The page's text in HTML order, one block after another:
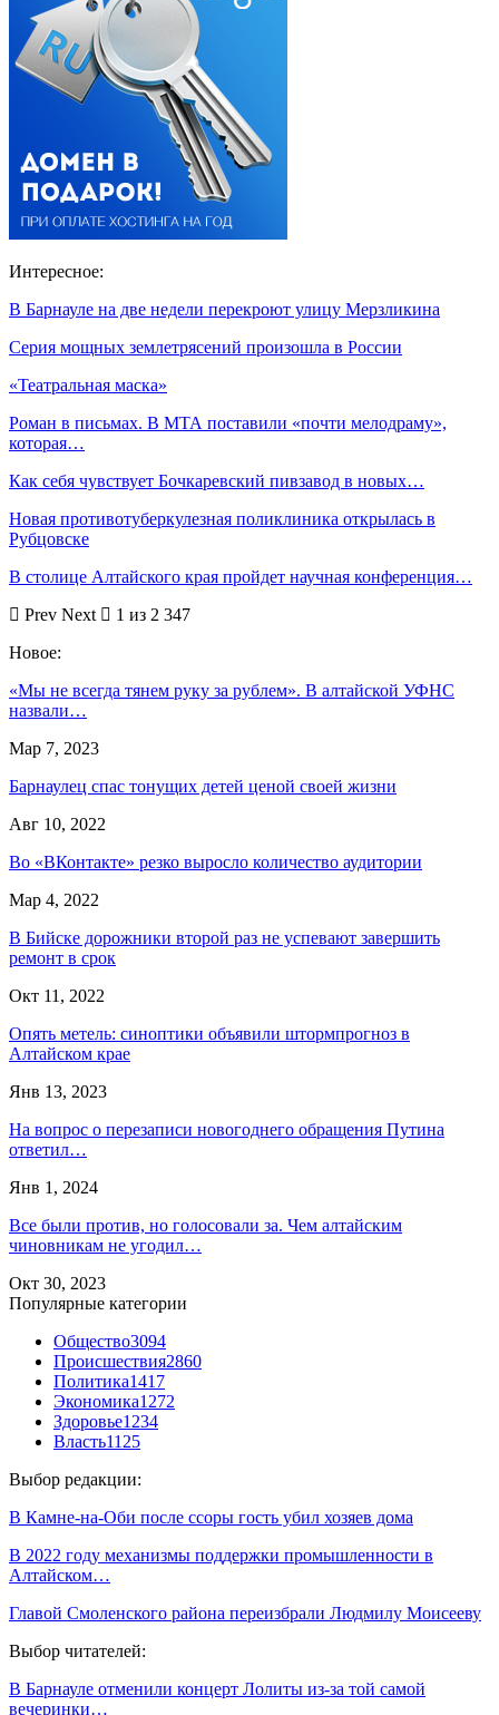
Интересное:
В Барнауле на две недели перекроют улицу Мерзликина
Серия мощных землетрясений произошла в России
«Театральная маска»
Роман в письмах. В МТА поставили «почти мелодраму»,
которая…
Как себя чувствует Бочкаревский пивзавод в новых…
Новая противотуберкулезная поликлиника открылась в
Рубцовске
В столице Алтайского края пройдет научная конференция…
Prev Next
1 из 2 347
Новое:
«Мы не всегда тянем руку за рублем». В алтайской УФНС
назвали…
Мар 7, 2023
Барнаулец спас тонущих детей ценой своей жизни
Авг 10, 2022
Во «ВКонтакте» резко выросло количество аудитории
Мар 4, 2022
В Бийске дорожники второй раз не успевают завершить
ремонт в срок
Окт 11, 2022
Опять метель: синоптики объявили штормпрогноз в
Алтайском крае
Янв 13, 2023
На вопрос о перезаписи новогоднего обращения Путина
ответил…
Янв 1, 2024
Все были против, но голосовали за. Чем алтайским
чиновникам не угодил…
Окт 30, 2023
Популярные категории
Общество3094
Происшествия2860
Политика1417
Экономика1272
Здоровье1234
Власть1125
Выбор редакции:
В Камне-на-Оби после ссоры гость убил хозяев дома
В 2022 году механизмы поддержки промышленности в
Алтайском…
Главой Смоленского района переизбрали Людмилу Моисееву
Выбор читателей:
В Барнауле отменили концерт Лолиты из-за той самой
вечеринки…